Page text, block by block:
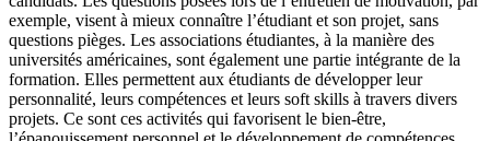
exemple, visent à mieux connaître l’étudiant et son projet, sans
questions pièges. Les associations étudiantes, à la manière des
universités américaines, sont également une partie intégrante de la
formation. Elles permettent aux étudiants de développer leur
personnalité, leurs compétences et leurs soft skills à travers divers
projets. Ce sont ces activités qui favorisent le bien-être,